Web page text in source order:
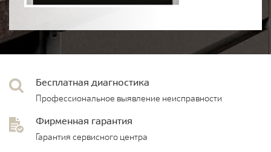
Бесплатная диагностика
Профессиональное выявление неисправности
Фирменная гарантия
Гарантия сервисного центра